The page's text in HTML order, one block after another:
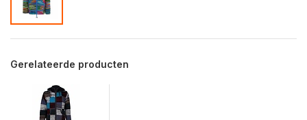
Gerelateerde producten